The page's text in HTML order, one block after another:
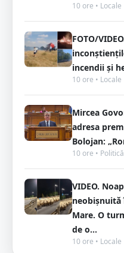
10 ore • Locale
FOTO/
incendii și
10 ore • Locale
Mircea
adresa
Bolojan:
10 ore • Politică
VIDEO.
neobișnuită
Mare. O
de o...
10 ore • Locale